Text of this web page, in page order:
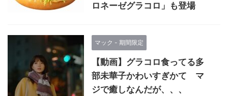
ロネーゼグラコロ」も登場
マック - 期間限定
【動画】グラコロ食ってる多
部未華子かわいすぎかて マ
ジで癒しなんだが、、、